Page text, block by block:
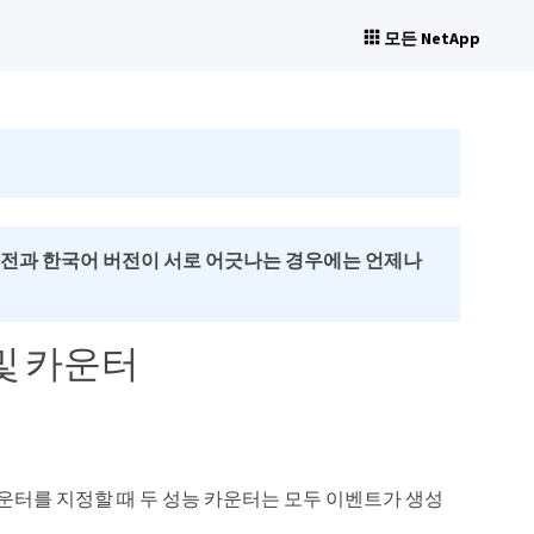
모든 NetApp
과 한국어 버전이 서로 어긋나는 경우에는 언제나
카운터
를 지정할 때 두 성능 카운터는 모두 이벤트가 생성